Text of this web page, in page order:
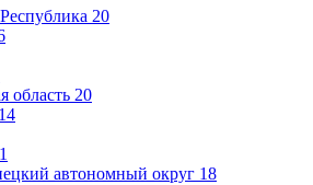
20
область 20
14
1
автономный округ 18